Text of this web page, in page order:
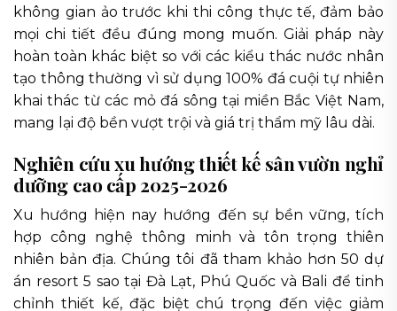
không gian ảo trước khi thi công thực tế, đảm bảo
mọi chi tiết đều đúng mong muốn. Giải pháp này
hoàn toàn khác biệt so với các kiểu thác nước nhân
tạo thông thường vì sử dụng 100% đá cuội tự nhiên
khai thác từ các mỏ đá sông tại miền Bắc Việt Nam,
mang lại độ bền vượt trội và giá trị thẩm mỹ lâu dài.
Nghiên cứu xu hướng thiết kế sân vườn nghỉ
dưỡng cao cấp 2025-2026
Xu hướng hiện nay hướng đến sự bền vững, tích
hợp công nghệ thông minh và tôn trọng thiên
nhiên bản địa. Chúng tôi đã tham khảo hơn 50 dự
án resort 5 sao tại Đà Lạt, Phú Quốc và Bali để tinh
chỉnh thiết kế, đặc biệt chú trọng đến việc giảm